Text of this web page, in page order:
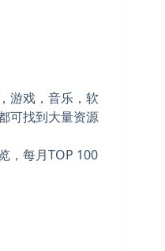
游戏，音乐，软
可找到大量资源
，每月TOP 100